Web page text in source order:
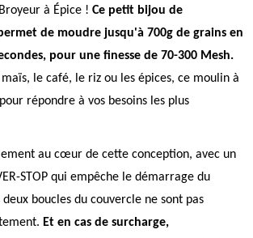
à Épice ! Ce petit bijou de
de moudre jusqu'à 700g de grains en
pour une finesse de 70-300 Mesh.
le café, le riz ou les épices, ce moulin à
répondre à vos besoins les plus
au cœur de cette conception, avec un
STOP qui empêche le démarrage du
boucles du couvercle ne sont pas
Et en cas de surcharge,